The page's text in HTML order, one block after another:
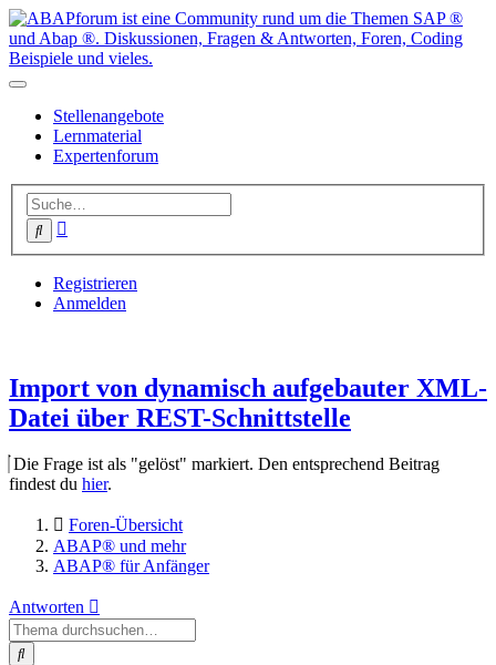
Stellenangebote
Lernmaterial
Expertenforum
Suche
Registrieren
Anmelden
Import von dynamisch aufgebauter XML-
Datei über REST-Schnittstelle
Die Frage ist als "gelöst" markiert. Den entsprechend Beitrag
findest du hier.
Foren-Übersicht
ABAP® und mehr
ABAP® für Anfänger
Antworten
Suche